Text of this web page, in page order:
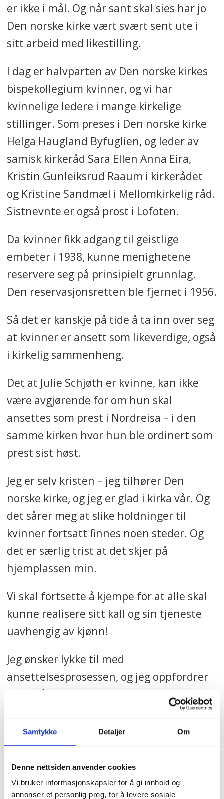
Samtykke Detaljer Om
Denne nettsiden anvender cookies
Vi bruker informasjonskapsler for å gi innhold og
annonser et personlig preg, for å levere sosiale
er ikke i mål. Og når sant skal sies har jo
Den norske kirke vært svært sent ute i
sitt arbeid med likestilling.
I dag er halvparten av Den norske kirkes
bispekollegium kvinner, og vi har
kvinnelige ledere i mange kirkelige
stillinger. Som preses i Den norske kirke
Helga Haugland Byfuglien, og leder av
samisk kirkeråd Sara Ellen Anna Eira,
Kristin Gunleiksrud Raaum i kirkerådet
og Kristine Sandmæl i Mellomkirkelig råd.
Sistnevnte er også prost i Lofoten.
Da kvinner fikk adgangtil geistlige
embeter i 1938, kunne menighetene
reservere seg på prinsipielt grunnlag.
Den reservasjonsretten ble fjernet i 1956.
Så det er kanskje på tide å ta inn over seg
at kvinner er ansett som likeverdige, også
i kirkelig sammenheng.
Det at Julie Schjøth er kvinne, kan ikke
være avgjørende for om hun skal
ansettes som prest i Nordreisa – i den
samme kirken hvor hun ble ordinert som
prest sist høst.
Jeg er selv kristen – jeg tilhører Den
norske kirke, og jeg er glad i kirka vår. Og
det sårer meg at slike holdninger til
kvinner fortsatt finnes noen steder. Og
det er særlig trist at det skjer på
hjemplassen min.
Vi skal fortsette å kjempe for at alle skal
kunne realisere sitt kall og sin tjeneste
uavhengig av kjønn!
Jeg ønsker lykke til med
ansettelsesprosessen, og jeg oppfordrer
alle til å ansette den som er best
kvalifisert og kan gjøre den beste jobben
som prest!
JULIE SCHJØTH
PREST